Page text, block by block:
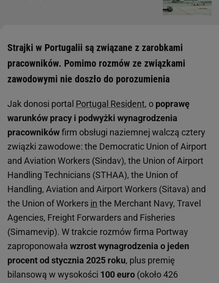
Strajki w Portugalii są związane z zarobkami
pracowników. Pomimo rozmów ze związkami
zawodowymi nie doszło do porozumienia
Jak donosi portal Portugal Resident, o poprawę
warunków pracy i podwyżki wynagrodzenia
pracownikówfirm obsługi naziemnej walczą cztery
związki zawodowe: the Democratic Union of Airport
and Aviation Workers (Sindav), the Union of Airport
Handling Technicians (STHAA), the Union of
Handling, Aviation and Airport Workers (Sitava) and
the Union of Workers in the Merchant Navy, Travel
Agencies, Freight Forwarders and Fisheries
(Simamevip). W trakcie rozmów firma Portway
zaproponowała wzrost wynagrodzenia o jeden
procent od stycznia 2025 roku, plus premię
bilansową w wysokości 100 euro (około 426